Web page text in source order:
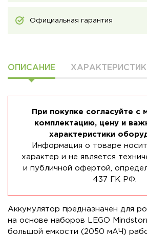
Официальная гарантия
ОПИСАНИЕ
При покупке согласуйте
комплектацию, цену и
характеристики
Информация о товаре
характер и не является
и публичной офертой,
437 ГК РФ.
Аккумулятор предназначен для
на основе наборов LEGO
большой емкости (2050 мАЧ)